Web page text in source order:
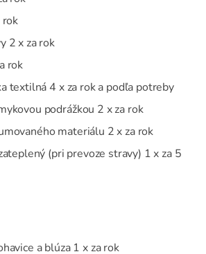
rok
2 x za rok
rok
textilná 4 x za rok a podľa potreby
podrážkou 2 x za rok
materiálu 2 x za rok
(pri prevoze stravy) 1 x za 5
a blúza 1 x za rok